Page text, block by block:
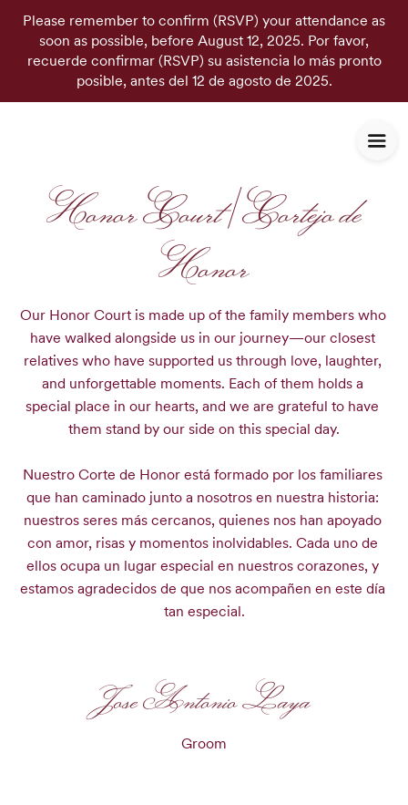
Please remember to confirm (RSVP) your attendance as
soon as possible, before August 12, 2025. Por favor,
recuerde confirmar (RSVP) su asistencia lo más pronto
posible, antes del 12 de agosto de 2025.
Honor Court | Cortejo de
Honor
Our Honor Court is made up of the family members who
have walked alongside us in our journey—our closest
relatives who have supported us through love, laughter,
and unforgettable moments. Each of them holds a
special place in our hearts, and we are grateful to have
them stand by our side on this special day.
Nuestro Corte de Honor está formado por los familiares
que han caminado junto a nosotros en nuestra historia:
nuestros seres más cercanos, quienes nos han apoyado
con amor, risas y momentos inolvidables. Cada uno de
ellos ocupa un lugar especial en nuestros corazones, y
estamos agradecidos de que nos acompañen en este día
tan especial.
Jose Antonio Laya
Groom